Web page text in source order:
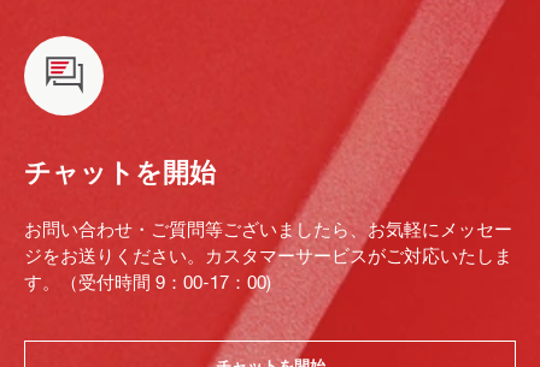
チャットを開始
お問い合わせ・ご質問等ございましたら、お気軽にメッセー
ジをお送りください。カスタマーサービスがご対応いたしま
す。（受付時間 9：00-17：00)